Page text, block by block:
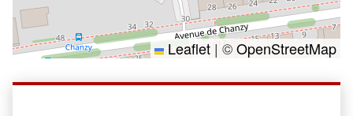
Leaflet | ©OpenStreetMap